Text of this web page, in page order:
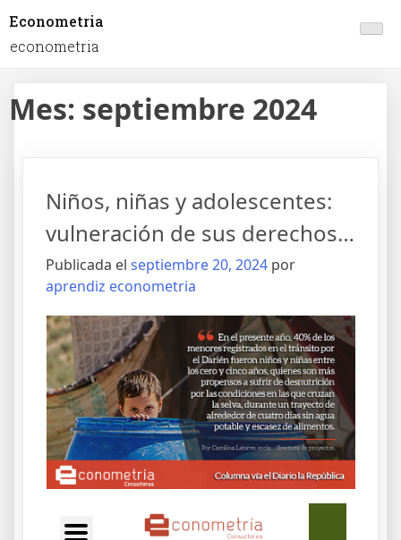
Econometria
econometria
Mes: septiembre 2024
Niños, niñas y adolescentes:
vulneración de sus derechos…
Publicada el septiembre 20, 2024 por
aprendiz econometria